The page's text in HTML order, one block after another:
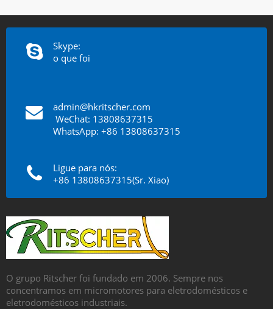
Skype:
o que foi
admin@hkritscher.com
WeChat: 13808637315
WhatsApp: +86 13808637315
Ligue para nós:
+86 13808637315(Sr. Xiao)
O grupo Ritscher foi fundado em 2006. Sempre nos
concentramos em micromotores para eletrodomésticos e
eletrodomésticos industriais.